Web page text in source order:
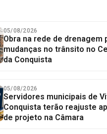
05/08/2026
Obra na rede de drenagem
mudanças no trânsito no
da Conquista
05/08/2026
Servidores municipais de
Conquista terão reajuste
de projeto na Câmara